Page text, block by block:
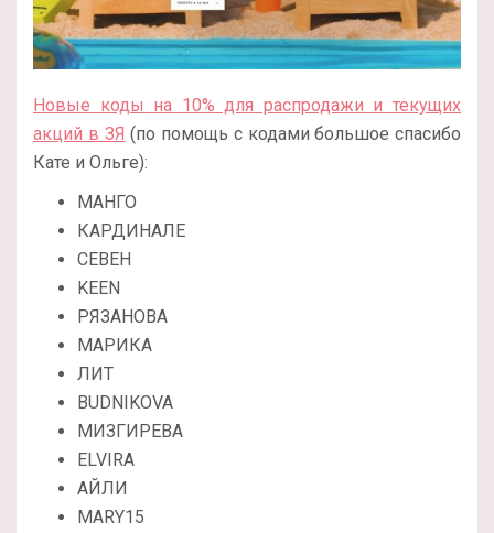
Новые коды на 10% для распродажи и текущих
акций в ЗЯ (по помощь с кодами большое спасибо
Кате и Ольге):
МАНГО
КАРДИНАЛЕ
СЕВЕН
KEEN
РЯЗАНОВА
МАРИКА
ЛИТ
BUDNIKOVA
МИЗГИРЕВА
ELVIRA
АЙЛИ
MARY15